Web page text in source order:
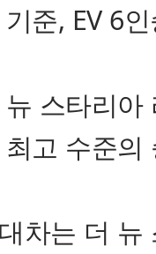
준, EV 6
뉴 스타리
최고 수준의
차는 더 뉴